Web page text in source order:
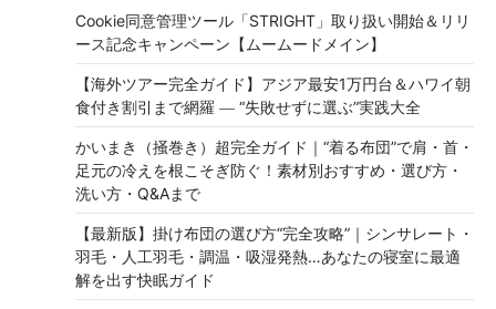
Cookie同意管理ツール「STRIGHT」取り扱い開始＆リリ
ース記念キャンペーン【ムームードメイン】
【海外ツアー完全ガイド】アジア最安1万円台＆ハワイ朝
食付き割引まで網羅 ― “失敗せずに選ぶ”実践大全
かいまき（掻巻き）超完全ガイド｜“着る布団”で肩・首・
足元の冷えを根こそぎ防ぐ！素材別おすすめ・選び方・
洗い方・Q&Aまで
【最新版】掛け布団の選び方“完全攻略”｜シンサレート・
羽毛・人工羽毛・調温・吸湿発熱…あなたの寝室に最適
解を出す快眠ガイド